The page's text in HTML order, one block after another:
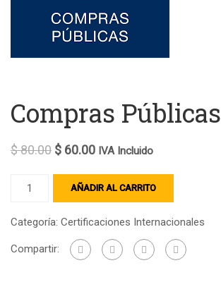
Compras Públicas
$80.00 $ 60.00 IVA Incluido
AÑADIR AL CARRITO
Categoría: Certificaciones Internacionales
Compartir: